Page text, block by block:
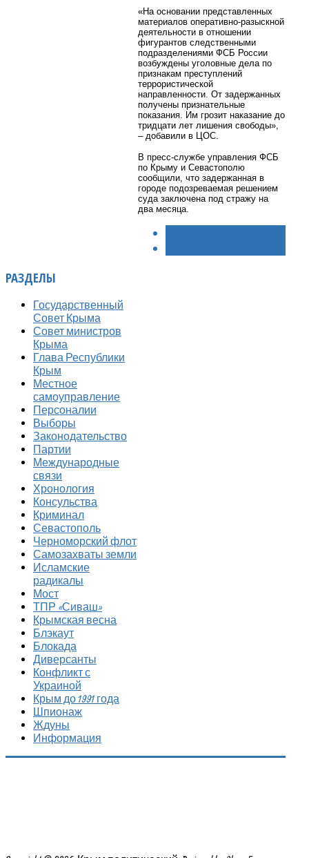
«На основании представленных
материалов оперативно-разыскной
деятельности в отношении
фигурантов следственными
подразделениями ФСБ России
возбуждены уголовные дела по
признакам преступлений
террористической
направленности. От задержанных
получены признательные
показания. Им грозит наказание до
тридцати лет лишения свободы»,
– добавили в ЦОС.
В пресс-службе управления ФСБ
по Крыму и Севастополю
сообщили, что задержанная в
городе подозреваемая решением
суда заключена под стражу на
два месяца.
РАЗДЕЛЫ
Государственный
Совет Крыма
Совет министров
Крыма
Глава Республики
Крым
Местное
самоуправление
Персоналии
Выборы
Законодательство
Партии
Международные
связи
Хронология
Консульства
Криминал
Севастополь
Черноморский флот
Самозахваты земли
Исламские
радикалы
Мост
ТПР «Сиваш»
Крымская весна
Блэкаут
Блокада
Диверсанты
Конфликт с
Украиной
Крым до 1991 года
Шпионаж
Ждуны
Информация